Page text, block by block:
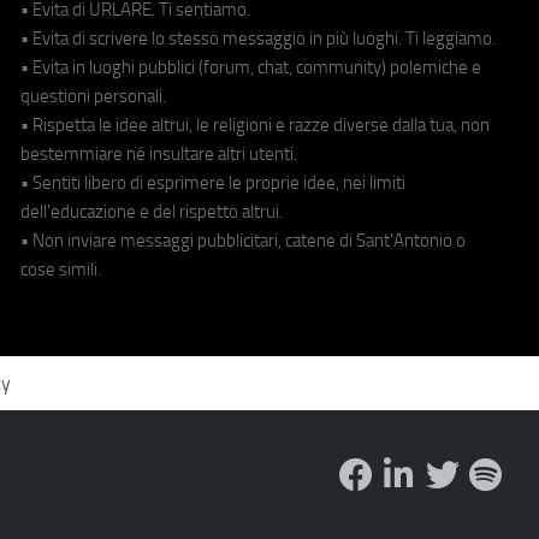
• Evita di URLARE. Ti sentiamo.
• Evita di scrivere lo stesso messaggio in più luoghi. Ti leggiamo.
• Evita in luoghi pubblici (forum, chat, community) polemiche e
questioni personali.
• Rispetta le idee altrui, le religioni e razze diverse dalla tua, non
bestemmiare né insultare altri utenti.
• Sentiti libero di esprimere le proprie idee, nei limiti
dell'educazione e del rispetto altrui.
• Non inviare messaggi pubblicitari, catene di Sant'Antonio o
cose simili.